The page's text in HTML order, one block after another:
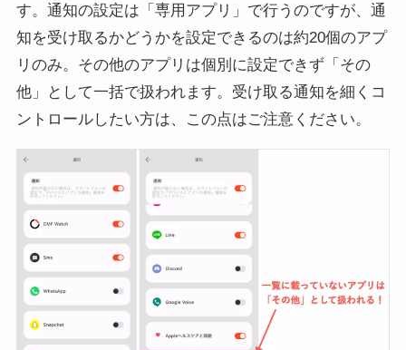
す。通知の設定は「専用アプリ」で行うのですが、通
知を受け取るかどうかを設定できるのは約20個のアプ
リのみ。その他のアプリは個別に設定できず「その
他」として一括で扱われます。受け取る通知を細くコ
ントロールしたい方は、この点はご注意ください。